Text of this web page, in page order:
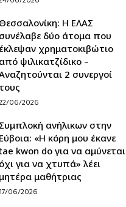
Θεσσαλονίκη: H ΕΛΑΣ
συνέλαβε δύο άτομα που
έκλεψαν χρηματοκιβώτιο
από ψιλικατζίδικο –
2 συνεργοί
τους
06/2026
Συμπλοκή ανήλικων στην
Εύβοια: «Η κόρη μου έκανε
kwon do για να αμύνεται
όχι για να χτυπά» λέει
μητέρα μαθήτριας
17/06/2026